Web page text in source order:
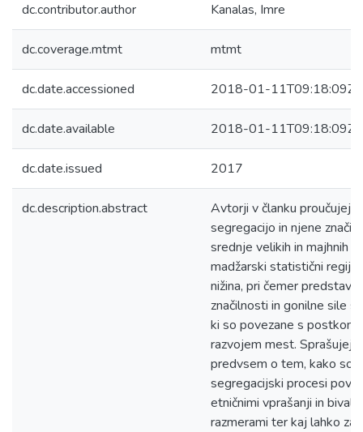
dc.contributor.author Kanalas, Imre
dc.coverage.mtmt mtmt
dc.date.accessioned 2018-01-11T09:18:09Z
dc.date.available 2018-01-11T09:18:09Z
dc.date.issued 2017
dc.description.abstract
Avtorji v članku
segregacijo in njene
srednje velikih in majhnih
madžarski statistični regiji
nižina, pri čemer
značilnosti in gonilne sile
ki so povezane s
razvojem mest.
predvsem o tem, kako so
segregacijski procesi
etničnimi vprašanji in
razmerami ter kaj lahko za